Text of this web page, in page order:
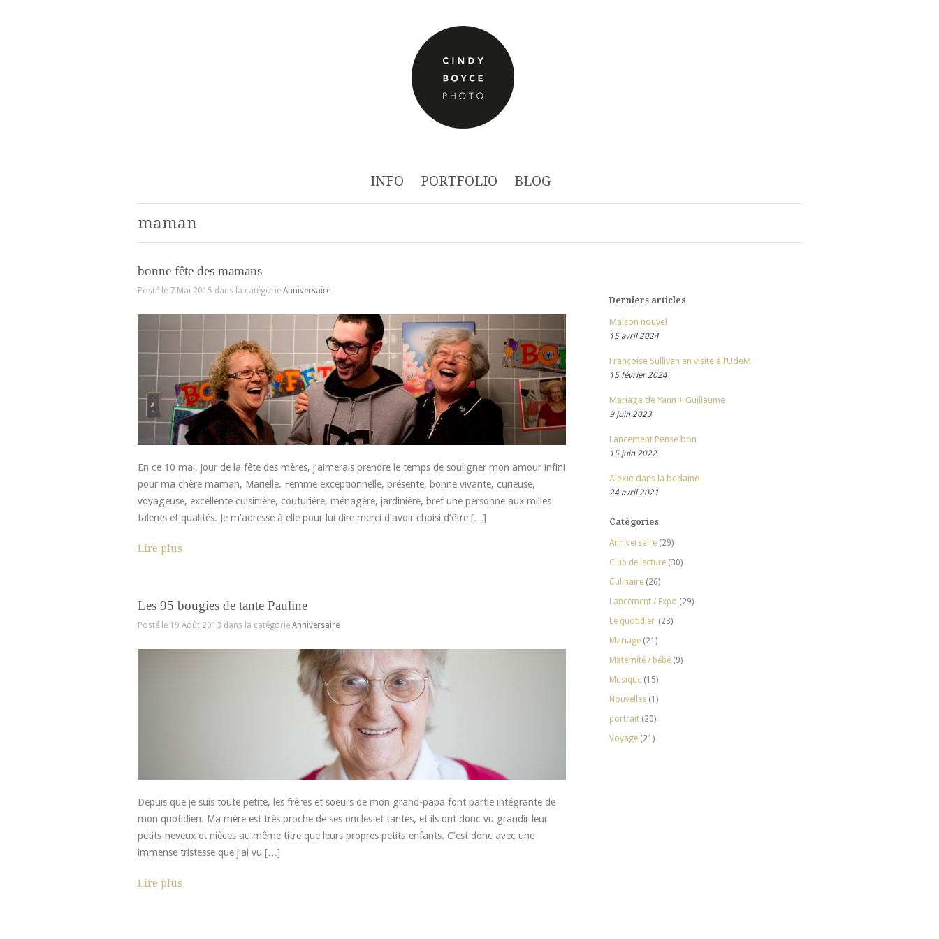
INFO PORTFOLIO BLOG
maman
bonne fête des mamans
Posté le 7 Mai 2015 dans la catégorie Anniversaire
En ce 10 mai, jour de la fête des mères, j’aimerais prendre le temps de souligner mon amour infini
pour ma chère maman, Marielle. Femme exceptionnelle, présente, bonne vivante, curieuse,
voyageuse, excellente cuisinière, couturière, ménagère, jardinière, bref une personne aux milles
talents et qualités. Je m’adresse à elle pour lui dire merci d’avoir choisi d’être […]
Lire plus
Les 95 bougies de tante Pauline
Posté le 19 Août 2013 dans la catégorie Anniversaire
Depuis que je suis toute petite, les frères et soeurs de mon grand-papa font partie intégrante de
mon quotidien. Ma mère est très proche de ses oncles et tantes, et ils ont donc vu grandir leur
petits-neveux et nièces au même titre que leurs propres petits-enfants. C’est donc avec une
immense tristesse que j’ai vu […]
Lire plus
Derniers articles
Maison nouvel
15 avril 2024
Françoise Sullivan en visite à l’UdeM
15 février 2024
Mariage de Yann + Guillaume
9 juin 2023
Lancement Pense bon
15 juin 2022
Alexie dans la bedaine
24 avril 2021
Catégories
Anniversaire (29)
Club de lecture (30)
Culinaire (26)
Lancement / Expo (29)
Le quotidien (23)
Mariage (21)
Maternité / bébé (9)
Musique (15)
Nouvelles (1)
portrait (20)
Voyage (21)